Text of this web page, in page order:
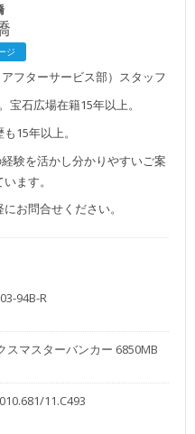
ジ
フターサービス部）スタッフ
石広場在籍15年以上。
15年以上。
験を活かし分かりやすいご案
ます。
お問合せください。
94B-R
スマスターバンカー 6850MB
11.C493